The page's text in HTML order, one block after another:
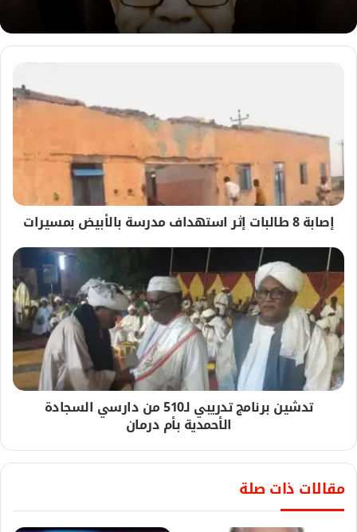
إصابة 8 طالبات إثر استهداف مدرسة بالأبيض بمسيرات
تدشين برنامج تدريبي لـ510 من دارسي السجادة
الأحمدية بأم درمان
مقالات ذات صلة